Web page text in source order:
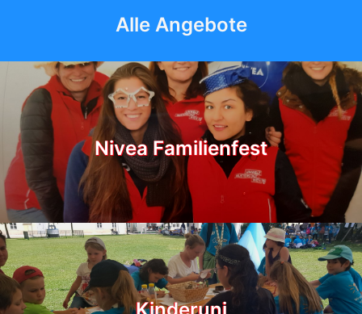
Alle Angebote
Nivea Familienfest